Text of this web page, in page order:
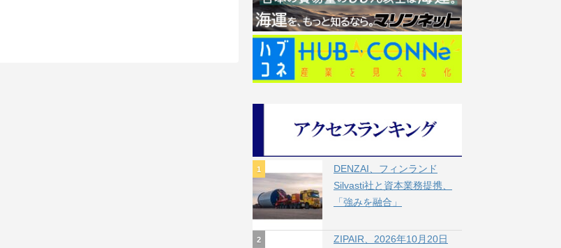
DENZAI、フィンランド
Silvasti社と資本業務提携、
「強みを融合」
ZIPAIR、2026年10月20日